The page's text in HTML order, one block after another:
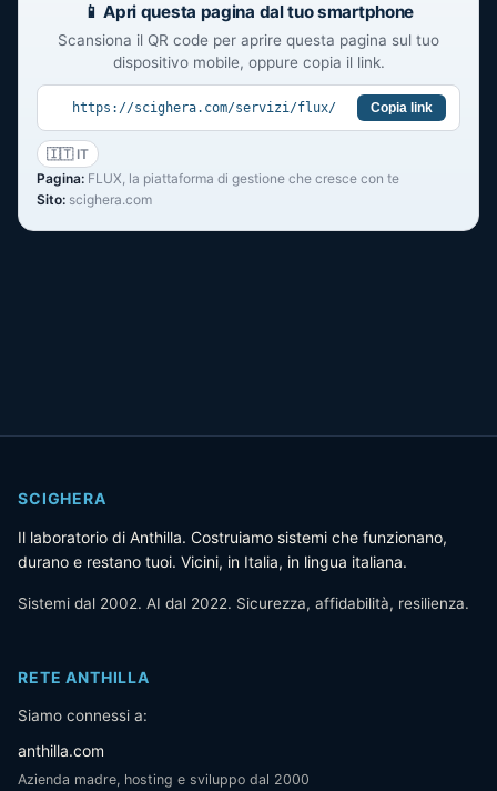
📱 Apri questa pagina dal tuo smartphone
Scansiona il QR code per aprire questa pagina sul tuo
dispositivo mobile, oppure copia il link.
https://scighera.com/servizi/flux/ Copia link
🇮🇹 IT
Pagina: FLUX, la piattaforma di gestione che cresce con te
Sito: scighera.com
SCIGHERA
Il laboratorio di Anthilla. Costruiamo sistemi che funzionano,
durano e restano tuoi. Vicini, in Italia, in lingua italiana.
Sistemi dal 2002. AI dal 2022. Sicurezza, affidabilità, resilienza.
RETE ANTHILLA
Siamo connessi a:
anthilla.com
Azienda madre, hosting e sviluppo dal 2000